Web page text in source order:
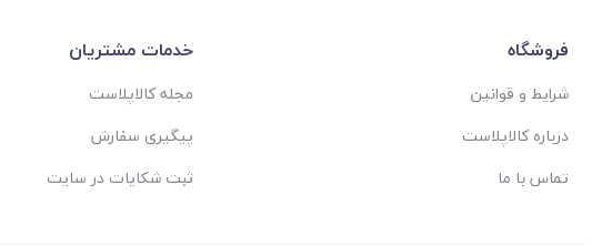
فروشگاه
شرایط و قوانین
درباره کالاپلاست
تماس با ما
خدمات مشتریان
مجله کالاپلاست
پیگیری سفارش
ثبت شکایات در سایت